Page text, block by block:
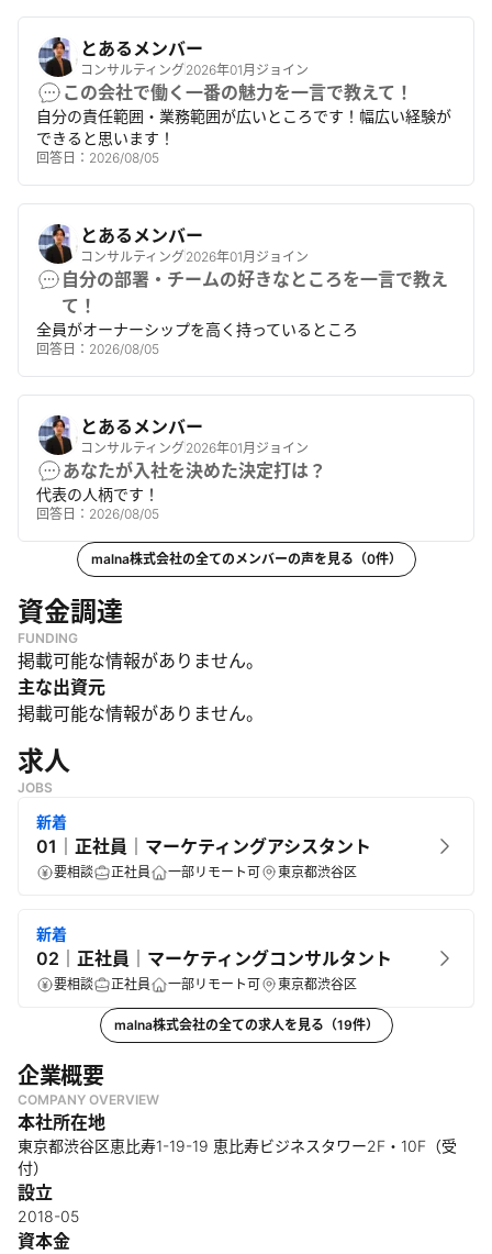
とあるメンバー
コンサルティング2026年01月ジョイン
この会社で働く一番の魅力を一言で教えて！
自分の責任範囲・業務範囲が広いところです！幅広い経験が
できると思います！
回答日： 2026/08/05
とあるメンバー
コンサルティング2026年01月ジョイン
自分の部署・チームの好きなところを一言で教え
て！
全員がオーナーシップを高く持っているところ
回答日： 2026/08/05
とあるメンバー
コンサルティング2026年01月ジョイン
あなたが入社を決めた決定打は？
代表の人柄です！
回答日： 2026/08/05
malna株式会社の全てのメンバーの声を見る（0件）
資金調達
FUNDING
掲載可能な情報がありません。
主な出資元
掲載可能な情報がありません。
求人
JOBS
新着
01｜正社員｜マーケティングアシスタント
要相談 正社員 一部リモート可 東京都渋谷区
新着
02｜正社員｜マーケティングコンサルタント
要相談 正社員 一部リモート可 東京都渋谷区
malna株式会社の全ての求人を見る（19件）
企業概要
COMPANY OVERVIEW
本社所在地
東京都渋谷区恵比寿1-19-19 恵比寿ビジネスタワー2F・10F（受
付）
設立
2018-05
資本金